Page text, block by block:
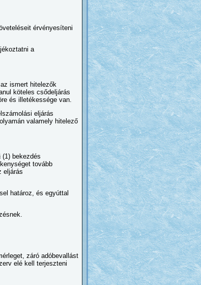
érvényesíteni
a
ismert hitelezők
köteles csődeljárás
és illetékessége van.
eljárás
valamely hitelező
bekezdés
tovább
eljárás
határoz, és egyúttal
záró adóbevallást
elé kell terjeszteni